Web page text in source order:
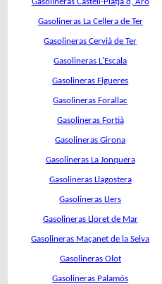
Gasolineras La Cellera de Ter
Gasolineras Cervià de Ter
Gasolineras L'Escala
Gasolineras Figueres
Gasolineras Forallac
Gasolineras Fortià
Gasolineras Girona
Gasolineras La Jonquera
Gasolineras Llagostera
Gasolineras Llers
Gasolineras Lloret de Mar
Gasolineras Maçanet de la Selva
Gasolineras Olot
Gasolineras Palamós